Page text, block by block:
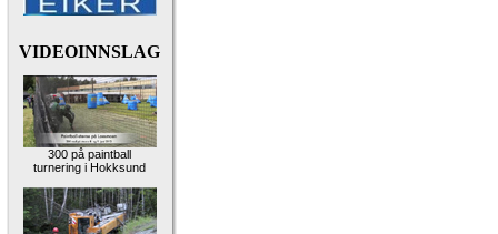
VIDEOINNSLAG
300 på paintball
turnering i Hokksund